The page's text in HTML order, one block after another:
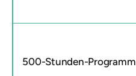
500-Stunden-Programm